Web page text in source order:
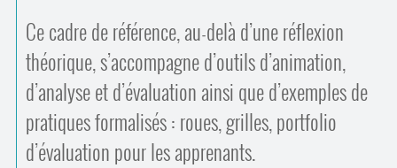
Ce cadre de référence, au-delà d’une réflexion
théorique, s’accompagne d’outils d’animation,
d’analyse et d’évaluation ainsi que d’exemples de
pratiques formalisés : roues, grilles, portfolio
d’évaluation pour les apprenants.